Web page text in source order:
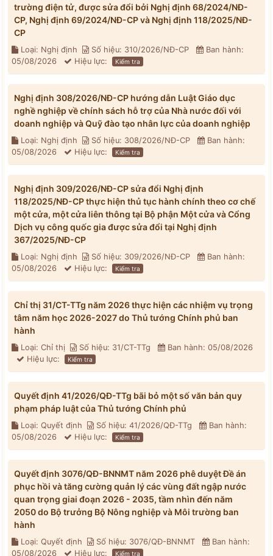
trường điện tử, được sửa đổi bởi Nghị định 68/2024/NĐ-
CP, Nghị định 69/2024/NĐ-CP và Nghị định 118/2025/NĐ-
CP
Loại: Nghị định Số hiệu: 310/2026/NĐ-CP
Ban hành:
05/08/2026
Hiệu lực: Kiểm tra
Nghị định 308/2026/NĐ-CP hướng dẫn Luật Giáo dục
nghề nghiệp về chính sách hỗ trợ của Nhà nước đối với
doanh nghiệp và Quỹ đào tạo nhân lực của doanh nghiệp
Loại: Nghị định Số hiệu: 308/2026/NĐ-CP
Ban hành:
05/08/2026
Hiệu lực: Kiểm tra
Nghị định 309/2026/NĐ-CP sửa đổi Nghị định
118/2025/NĐ-CP thực hiện thủ tục hành chính theo cơ chế
một cửa, một cửa liên thông tại Bộ phận Một cửa và Cổng
Dịch vụ công quốc gia được sửa đổi tại Nghị định
367/2025/NĐ-CP
Loại: Nghị định Số hiệu: 309/2026/NĐ-CP
Ban hành:
05/08/2026
Hiệu lực: Kiểm tra
Chỉ thị 31/CT-TTg năm 2026 thực hiện các nhiệm vụ trọng
tâm năm học 2026-2027 do Thủ tướng Chính phủ ban
hành
Loại: Chỉ thị Số hiệu: 31/CT-TTg
Ban hành: 05/08/2026
Hiệu lực:
Kiểm tra
Quyết định 41/2026/QĐ-TTg bãi bỏ một số văn bản quy
phạm pháp luật của Thủ tướng Chính phủ
Loại: Quyết định Số hiệu: 41/2026/QĐ-TTg
Ban hành:
05/08/2026
Hiệu lực: Kiểm tra
Quyết định 3076/QĐ-BNNMT năm 2026 phê duyệt Đề án
phục hồi và tăng cường quản lý các vùng đất ngập nước
quan trọng giai đoạn 2026 - 2035, tầm nhìn đến năm
2050 do Bộ trưởng Bộ Nông nghiệp và Môi trường ban
hành
Loại: Quyết định Số hiệu: 3076/QĐ-BNNMT
Ban hành:
05/08/2026
Hiệu lực: Kiểm tra